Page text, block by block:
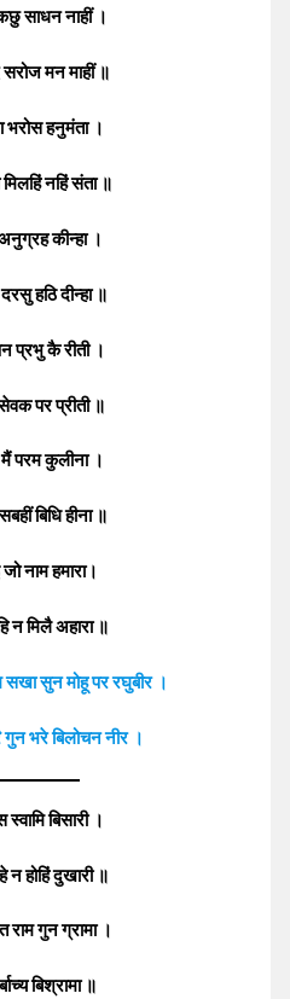
साधन नाहीं ।
सरोज मन माहीं ॥
भरोस हनुमंता ।
मिलहिं नहिं संता ॥
कीन्हा ।
दरसु हठि दीन्हा ॥
प्रभु कै रीती ।
पर प्रीती ॥
परम कुलीना ।
बिधि हीना ॥
नाम हमारा।
न मिलै अहारा ॥
सुन मोहू पर रघुबीर ।
गुन भरे बिलोचन नीर ।
बिसारी ।
न होहिं दुखारी ॥
राम गुन ग्रामा ।
बिश्रामा ॥